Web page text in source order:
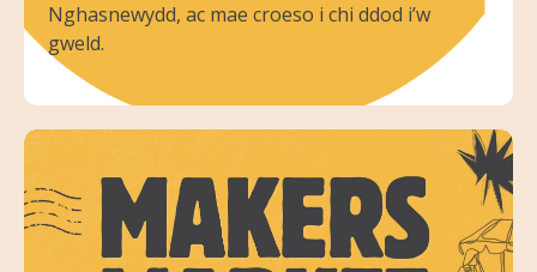
Nghasnewydd, ac mae croeso i chi ddod i’w
gweld.